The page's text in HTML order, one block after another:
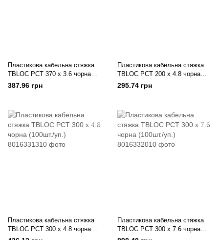
Пластикова кабельна стяжка
TBLOC PCT 370 x 3.6 чорна
(100шт./уп.)
387.96 грн
Пластикова кабельна стяжка
TBLOC PCT 200 x 4.8 чорна
(100шт./уп.)
295.74 грн
Пластикова кабельна стяжка
TBLOC PCT 300 x 4.8 чорна
(100шт./уп.)
Пластикова кабельна стяжка
TBLOC PCT 300 x 7.6 чорна
(100шт./уп.)